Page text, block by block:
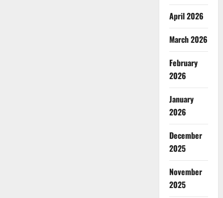
April 2026
March 2026
February
2026
January
2026
December
2025
November
2025